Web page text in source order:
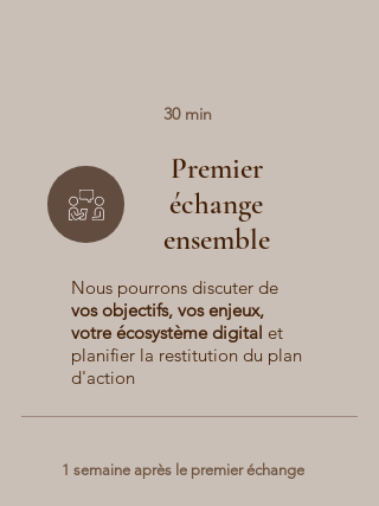
30 min
Premier
échange
ensemble
Nous pourrons discuter de
vos objectifs, vos enjeux,
votre écosystème digital​ et
planifier la restitution du plan
d'action
1 semaine après le premier échange